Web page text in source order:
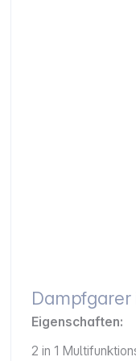
Dampfgarer
Eigenschaften:
2 in 1